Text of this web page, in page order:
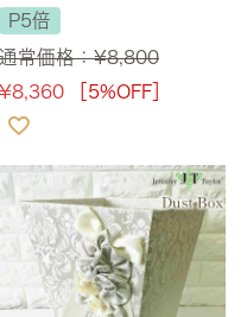
イル(Carlisle) 【送料無
料】
P5倍
通常価格：¥8,800
¥8,360 ［5%OFF］